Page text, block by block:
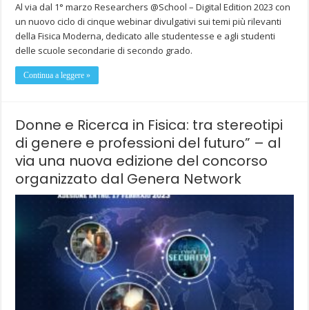
Al via dal 1° marzo Researchers @School – Digital Edition 2023 con
un nuovo ciclo di cinque webinar divulgativi sui temi più rilevanti
della Fisica Moderna, dedicato alle studentesse e agli studenti
delle scuole secondarie di secondo grado.
Continua a leggere »
Donne e Ricerca in Fisica: tra stereotipi
di genere e professioni del futuro” – al
via una nuova edizione del concorso
organizzato dal Genera Network